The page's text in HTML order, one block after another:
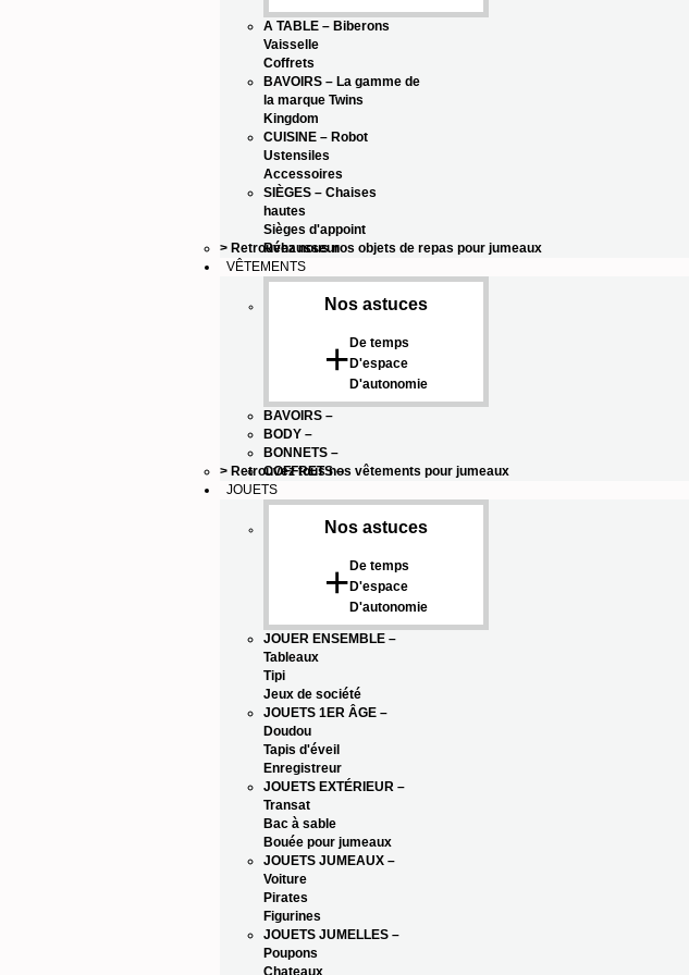
A TABLE – Biberons
Vaisselle
Coffrets
BAVOIRS – La gamme de
la marque Twins
Kingdom
CUISINE – Robot
Ustensiles
Accessoires
SIÈGES – Chaises
hautes
Sièges d'appoint
Réhausseur
> Retrouvez nous nos objets de repas pour jumeaux
VÊTEMENTS
Nos astuces
+De temps
D'espace
D'autonomie
BAVOIRS –
BODY –
BONNETS –
COFFRETS–
> Retrouvez tous nos vêtements pour jumeaux
JOUETS
Nos astuces
+De temps
D'espace
D'autonomie
JOUER ENSEMBLE –
Tableaux
Tipi
Jeux de société
JOUETS 1ER ÂGE –
Doudou
Tapis d'éveil
Enregistreur
JOUETS EXTÉRIEUR –
Transat
Bac à sable
Bouée pour jumeaux
JOUETS JUMEAUX –
Voiture
Pirates
Figurines
JOUETS JUMELLES –
Poupons
Chateaux